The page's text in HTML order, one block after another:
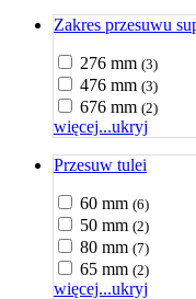
Zakres przesuwu
276 mm (3)
476 mm (3)
676 mm (2)
więcej...ukryj
Przesuw tulei
60 mm (6)
50 mm (2)
80 mm (7)
65 mm (2)
więcej...ukryj